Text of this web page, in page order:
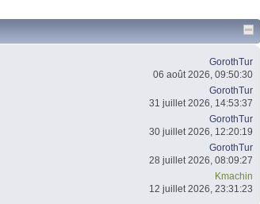
GorothTur
06 août 2026, 09:50:30
GorothTur
31 juillet 2026, 14:53:37
GorothTur
30 juillet 2026, 12:20:19
GorothTur
28 juillet 2026, 08:09:27
Kmachin
12 juillet 2026, 23:31:23